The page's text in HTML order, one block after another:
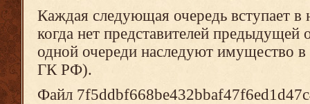
Каждая следующая очередь вступает в
когда нет представителей предыдущей
одной очереди наследуют имущество
ГК РФ).
Файл